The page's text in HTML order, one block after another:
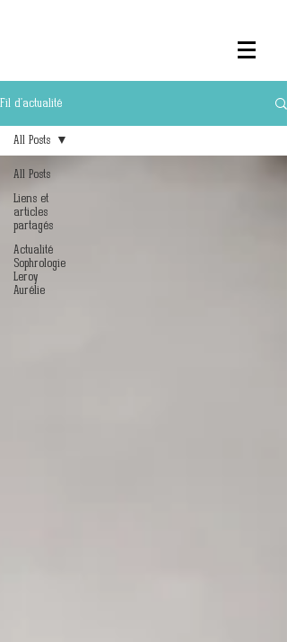
Fil d'actualité
All Posts
Liens et
articles
partagés
Actualité
Sophrologie
Leroy
Aurélie
All Posts